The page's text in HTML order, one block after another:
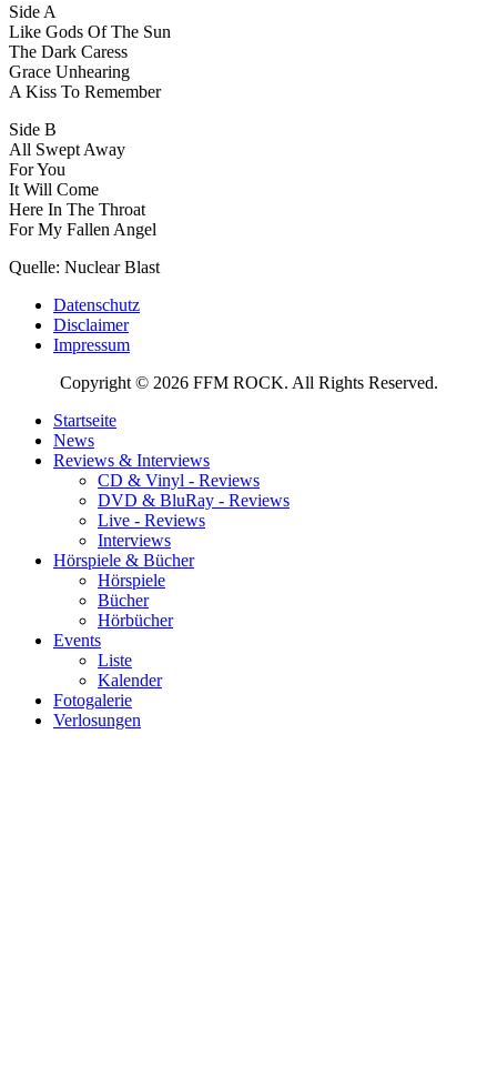
Side A
Like Gods Of The Sun
The Dark Caress
Grace Unhearing
A Kiss To Remember
Side B
All Swept Away
For You
It Will Come
Here In The Throat
For My Fallen Angel
Quelle: Nuclear Blast
Datenschutz
Disclaimer
Impressum
Copyright © 2026 FFM ROCK. All Rights Reserved.
Startseite
News
Reviews & Interviews
CD & Vinyl - Reviews
DVD & BluRay - Reviews
Live - Reviews
Interviews
Hörspiele & Bücher
Hörspiele
Bücher
Hörbücher
Events
Liste
Kalender
Fotogalerie
Verlosungen